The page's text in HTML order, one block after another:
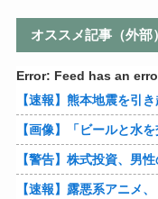
オススメ記事（外部）
Error: Feed has an
【画像】「ビールと水